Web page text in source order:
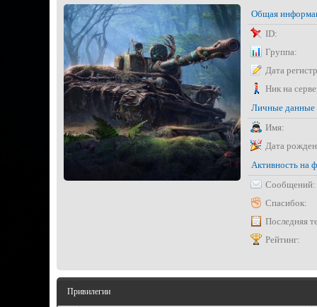
Общая
ID:
Группа:
Дата
Ник на
Личные данные
Имя:
Дата
Активность на
Сообщений:
Спасибок:
Последняя
Рейтинг:
Привилегии